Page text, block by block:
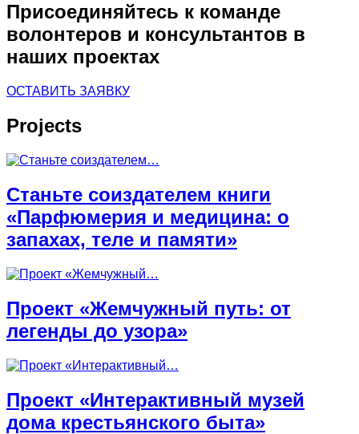
Присоединяйтесь к команде
волонтеров и консультантов в
наших проектах
ОСТАВИТЬ ЗАЯВКУ
Projects
Станьте соиздателем книги
«Парфюмерия и медицина: о
запахах, теле и памяти»
Проект «Жемчужный путь: от
легенды до узора»
Проект «Интерактивный музей
дома крестьянского быта»